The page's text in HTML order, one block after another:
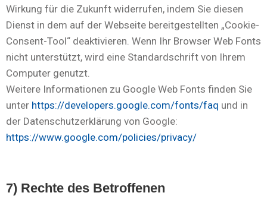
Wirkung für die Zukunft widerrufen, indem Sie diesen
Dienst in dem auf der Webseite bereitgestellten „Cookie-
Consent-Tool“ deaktivieren. Wenn Ihr Browser Web Fonts
nicht unterstützt, wird eine Standardschrift von Ihrem
Computer genutzt.
Weitere Informationen zu Google Web Fonts finden Sie
unter https://developers.google.com/fonts/faq und in
der Datenschutzerklärung von Google:
https://www.google.com/policies/privacy/
7) Rechte des Betroffenen